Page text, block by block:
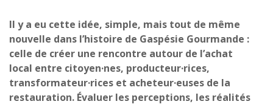
Il y a eu cette idée, simple, mais tout de même
nouvelle dans l’histoire de Gaspésie Gourmande :
celle de créer une rencontre autour de l’achat
local entre citoyen·nes, producteur·rices,
transformateur·rices et acheteur·euses de la
restauration. Évaluer les perceptions, les réalités